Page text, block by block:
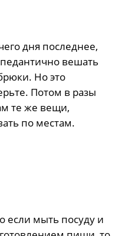
дня последнее,
вешать
Но это
Потом в разы
те же вещи,
по местам.
если мыть посуду и